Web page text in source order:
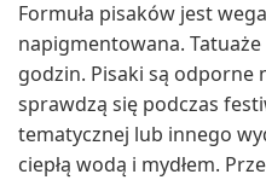
Formuła pisaków jest
napigmentowana.
godzin. Pisaki są odporne
sprawdzą się podczas
tematycznej lub innego
ciepłą wodą i mydłem.